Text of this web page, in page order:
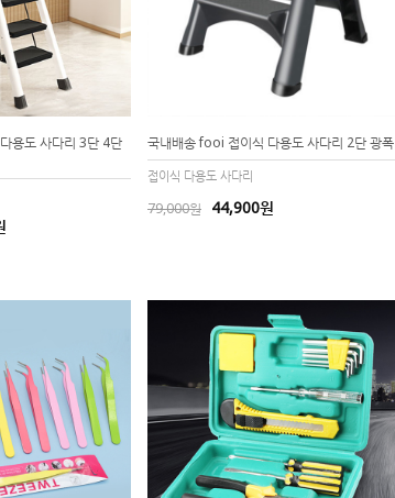
용도 사다리 3단 4단
국내배송 fooi 접이식 다용도 사다리 2단 광폭
접이식 다용도 사다리
79,000원 44,900원